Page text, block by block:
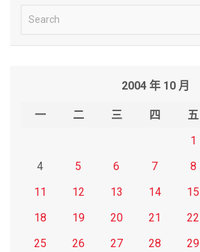
e
2004 年 10 月
一 二 三 四 五
1
4
5 6 7 8
11
12 13 14 15
18
19 20 21 22
25
26 27 28 29